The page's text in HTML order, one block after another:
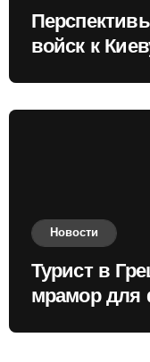
войск к
Новости
Турист в
мрамор для